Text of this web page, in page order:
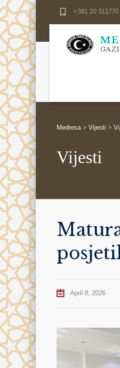
+381 20 311770
Medresa> Vijesti >
Vijesti
April 8, 2026